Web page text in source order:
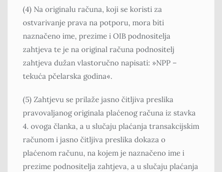
(4) Na originalu računa, koji se koristi za
ostvarivanje prava na potporu, mora biti
naznačeno ime, prezime i OIB podnositelja
zahtjeva te je na original računa podnositelj
zahtjeva dužan vlastoručno napisati: »NPP –
tekuća pčelarska godina«.
(5) Zahtjevu se prilaže jasno čitljiva preslika
pravovaljanog originala plaćenog računa iz stavka
4. ovoga članka, a u slučaju plaćanja transakcijskim
računom i jasno čitljiva preslika dokaza o
plaćenom računu, na kojem je naznačeno ime i
prezime podnositelja zahtjeva, a u slučaju plaćanja